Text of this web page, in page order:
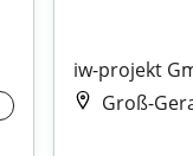
iw-projekt
Groß-